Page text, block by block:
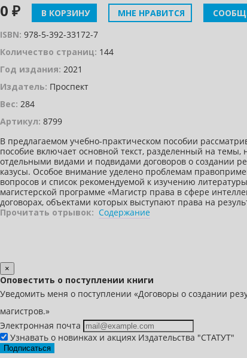
0 ₽ В КОРЗИНУ МНЕ НРАВИТСЯ
ISBN: 978-5-392-33172-7
Количество страниц: 144
Год издания: 2021
Издатель: Проспект
Вес: 284
Артикул: 8799
В предлагаемом учебно-практическом пособии
пособие включает основной текст, разделенный на
отдельными видами и подвидами договоров о создании
казусы. Особое внимание уделено проблемам
вопросов и список рекомендуемой к изучению
магистерской программе «Магистр права в сфере
договорах, объектами которых выступают права на
Прочитать отрывок: Содержание
×
Оповестить о поступлении книги
Уведомить меня о поступлении «Договоры о создании
магистров.»
Электронная почта
Узнавать о новинках и акциях Издательства "СТАТУТ"
Подписаться